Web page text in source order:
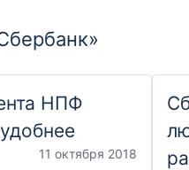
НПФ
11 октября 2018